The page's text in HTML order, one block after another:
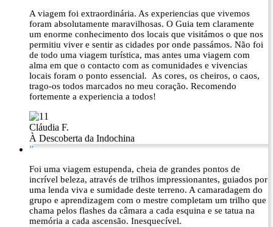
A viagem foi extraordinária. As experiencias que vivemos
foram absolutamente maravilhosas. O Guia tem claramente
um enorme conhecimento dos locais que visitámos o que nos
permitiu viver e sentir as cidades por onde passámos. Não foi
de todo uma viagem turística, mas antes uma viagem com
alma em que o contacto com as comunidades e vivencias
locais foram o ponto essencial. As cores, os cheiros, o caos,
trago-os todos marcados no meu coração. Recomendo
fortemente a experiencia a todos!
Cláudia F.
À Descoberta da Indochina
”
Foi uma viagem estupenda, cheia de grandes pontos de
incrível beleza, através de trilhos impressionantes, guiados por
uma lenda viva e sumidade deste terreno. A camaradagem do
grupo e aprendizagem com o mestre completam um trilho que
chama pelos flashes da câmara a cada esquina e se tatua na
memória a cada ascensão. Inesquecível.